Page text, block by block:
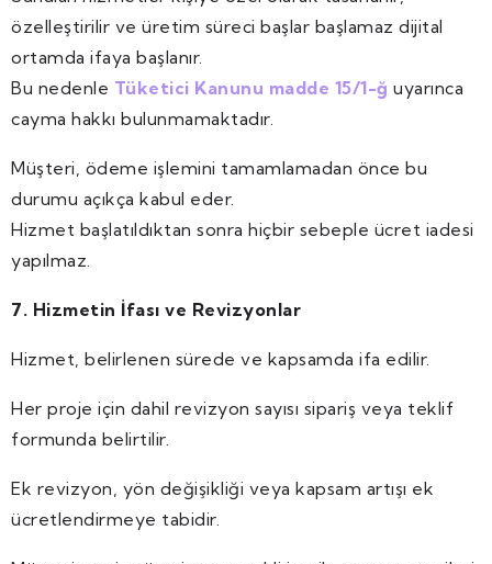
özelleştirilir ve üretim süreci başlar başlamaz dijital
ortamda ifaya başlanır.
Bu nedenle Tüketici Kanunu madde 15/1-ğ uyarınca
cayma hakkı bulunmamaktadır.
Müşteri, ödeme işlemini tamamlamadan önce bu
durumu açıkça kabul eder.
Hizmet başlatıldıktan sonra hiçbir sebeple ücret iadesi
yapılmaz.
7. Hizmetin İfası ve Revizyonlar
Hizmet, belirlenen sürede ve kapsamda ifa edilir.
Her proje için dahil revizyon sayısı sipariş veya teklif
formunda belirtilir.
Ek revizyon, yön değişikliği veya kapsam artışı ek
ücretlendirmeye tabidir.